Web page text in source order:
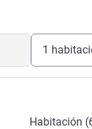
1
Habitación